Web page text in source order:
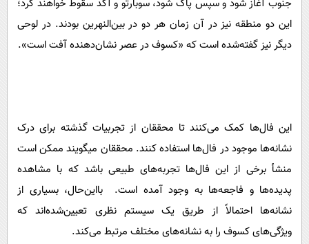
جنوب آغاز شود و سپس پاک شود، سوبارتو و آکد سقوط خواهند کرد؛
این دو منطقه نیز در آن زمان هر دو در بین‌النهرین بودند. در لوحی
دیگر نیز گفته‌شده است که «کسوف در عصر نشان‌دهنده آفت است».
این فال‌ها کمک می‌کنند تا محققان از تجربیات گذشته برای درک
نشانه‌ها موجود در فال‌ها استفاده کنند. محققان میگویند ممکن است
منشأ برخی از این فال‌ها تجربه‌های طبیعی باشد که با مشاهده
پدیده‌ها و فاجعه‌ها به وجود آمده است. بااین‌حال، بسیاری از
نشانه‌ها احتمالاً از طریق یک سیستم نظری تعیین‌شده‌اند که
ویژگی‌های کسوف را به نشانه‌های مختلف مرتبط می‌کند.